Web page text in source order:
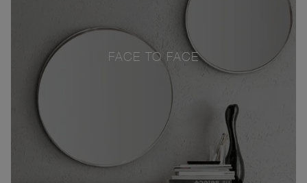
FACE TO FACE